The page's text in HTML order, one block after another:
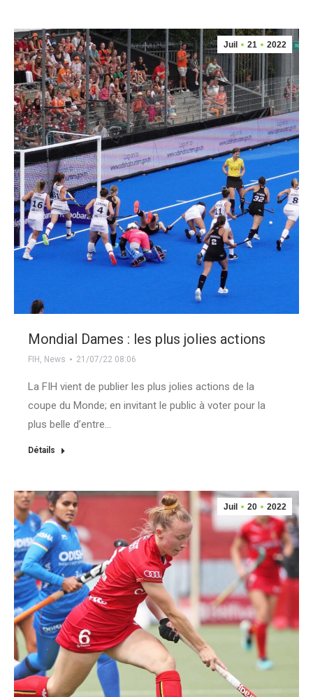
Juil 21 2022
Mondial Dames : les plus jolies actions
FIH , News 21/07/22 08:06
La FIH vient de publier les plus jolies actions de la
coupe du Monde; en invitant le public à voter pour la
plus belle d’entre…
Détails
Juil 20 2022